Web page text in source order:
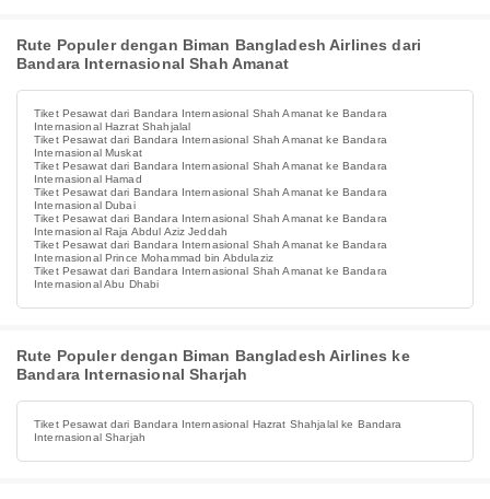
Rute Populer dengan Biman Bangladesh Airlines dari
Bandara Internasional Shah Amanat
Tiket Pesawat dari Bandara Internasional Shah Amanat ke Bandara
Internasional Hazrat Shahjalal
Tiket Pesawat dari Bandara Internasional Shah Amanat ke Bandara
Internasional Muskat
Tiket Pesawat dari Bandara Internasional Shah Amanat ke Bandara
Internasional Hamad
Tiket Pesawat dari Bandara Internasional Shah Amanat ke Bandara
Internasional Dubai
Tiket Pesawat dari Bandara Internasional Shah Amanat ke Bandara
Internasional Raja Abdul Aziz Jeddah
Tiket Pesawat dari Bandara Internasional Shah Amanat ke Bandara
Internasional Prince Mohammad bin Abdulaziz
Tiket Pesawat dari Bandara Internasional Shah Amanat ke Bandara
Internasional Abu Dhabi
Rute Populer dengan Biman Bangladesh Airlines ke
Bandara Internasional Sharjah
Tiket Pesawat dari Bandara Internasional Hazrat Shahjalal ke Bandara
Internasional Sharjah